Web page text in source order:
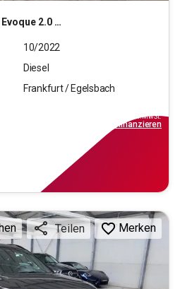
Mild-Hybrid Evoque R-D
10/2022
Diesel
Frankfurt / Egelsbach
inkl.MwSt.
finanzieren
Teilen Merken